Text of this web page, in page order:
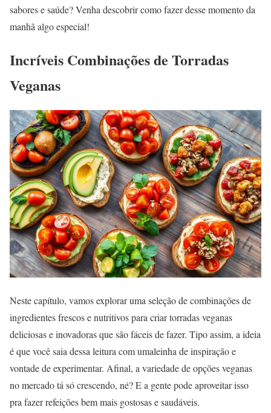
sabores e saúde? Venha descobrir como fazer desse momento da
manhã algo especial!
Incríveis Combinações de Torradas
Veganas
Neste capítulo, vamos explorar uma seleção de combinações de
ingredientes frescos e nutritivos para criar torradas veganas
deliciosas e inovadoras que são fáceis de fazer. Tipo assim, a ideia
é que você saia dessa leitura com umaleinha de inspiração e
vontade de experimentar. Afinal, a variedade de opções veganas
no mercado tá só crescendo, né? E a gente pode aproveitar isso
pra fazer refeições bem mais gostosas e saudáveis.